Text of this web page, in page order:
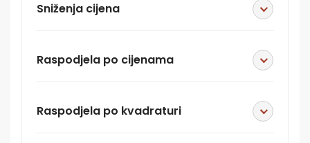
Sniženja cijena
Raspodjela po cijenama
Raspodjela po kvadraturi